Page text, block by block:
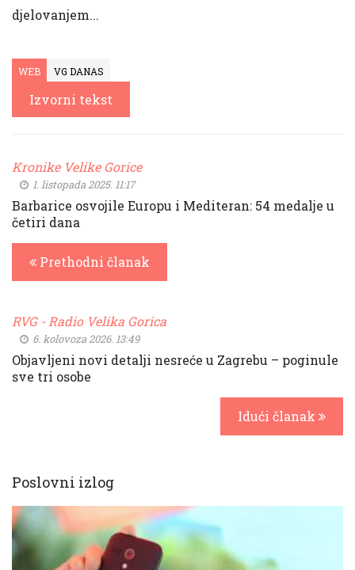
djelovanjem...
WEB VG DANAS
Izvorni tekst
Kronike Velike Gorice
1. listopada 2025. 11:17
Barbarice osvojile Europu i Mediteran: 54 medalje u
četiri dana
Prethodni članak
RVG - Radio Velika Gorica
6. kolovoza 2026. 13:49
Objavljeni novi detalji nesreće u Zagrebu – poginule
sve tri osobe
Idući članak
Poslovni izlog